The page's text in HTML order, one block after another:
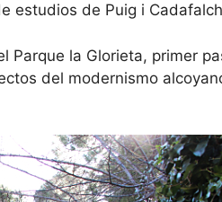
estudios de Puig i
la Glorieta, primer
del modernismo